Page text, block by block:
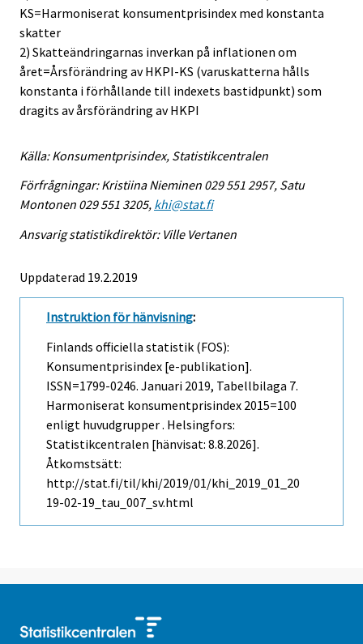
KS=Harmoniserat konsumentprisindex med konstanta
skatter
2) Skatteändringarnas inverkan på inflationen om
året=Årsförändring av HKPI-KS (varuskatterna hålls
konstanta i förhållande till indexets bastidpunkt) som
dragits av årsförändring av HKPI
Källa: Konsumentprisindex, Statistikcentralen
Förfrågningar: Kristiina Nieminen 029 551 2957, Satu
Montonen 029 551 3205, khi@stat.fi
Ansvarig statistikdirektör: Ville Vertanen
Uppdaterad 19.2.2019
Instruktion för hänvisning:
Finlands officiella statistik (FOS):
Konsumentprisindex [e-publikation].
ISSN=1799-0246. Januari 2019, Tabellbilaga 7.
Harmoniserat konsumentprisindex 2015=100
enligt huvudgrupper . Helsingfors:
Statistikcentralen [hänvisat: 8.8.2026].
Åtkomstsätt:
http://stat.fi/til/khi/2019/01/khi_2019_01_20
19-02-19_tau_007_sv.html